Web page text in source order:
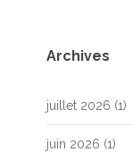
Archives
juillet 2026 (1)
juin 2026 (1)